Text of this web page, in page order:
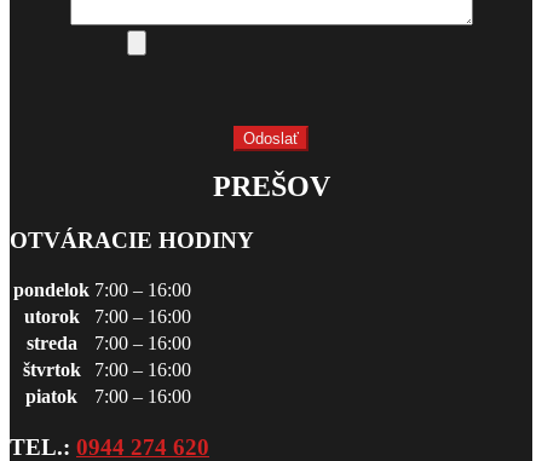
PREŠOV
OTVÁRACIE HODINY
pondelok 7:00 – 16:00
utorok
7:00 – 16:00
streda
7:00 – 16:00
štvrtok
7:00 – 16:00
piatok
7:00 – 16:00
TEL.: 0944 274 620